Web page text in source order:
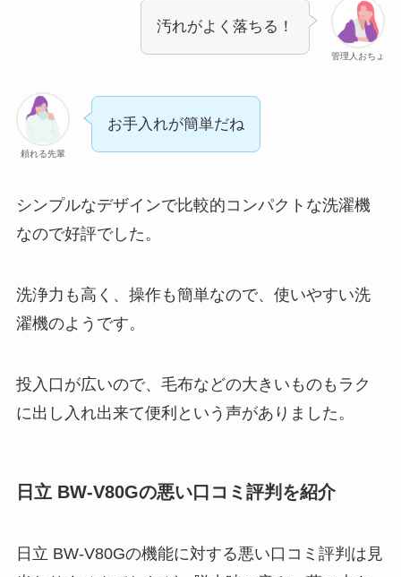
管理人おちょ
汚れがよく落ちる！
頼れる先輩
お手入れが簡単だね
シンプルなデザインで比較的コンパクトな洗濯機
なので好評でした。
洗浄力も高く、操作も簡単なので、使いやすい洗
濯機のようです。
投入口が広いので、毛布などの大きいものもラク
に出し入れ出来て便利という声がありました。
日立 BW-V80Gの悪い口コミ評判を紹介
日立 BW-V80Gの機能に対する悪い口コミ評判は見